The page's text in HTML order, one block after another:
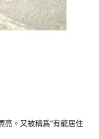
亮。又被稱爲“有龍居住